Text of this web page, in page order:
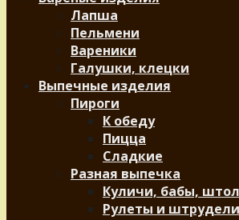
Лапша
Пельмени
Вареники
Галушки, клецки
Выпечные изделия
Пироги
К обеду
Пицца
Сладкие
Разная выпечка
Куличи, бабы,
Рулеты и штрудели